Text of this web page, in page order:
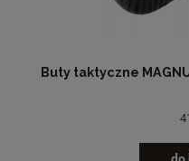
Buty taktyczne
do